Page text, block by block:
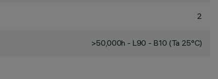
2
>50,000h - L90 - B10 (Ta 25°C)